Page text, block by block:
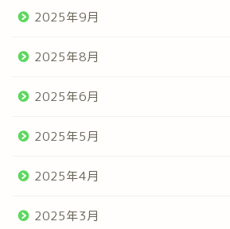
2025年9月
2025年8月
2025年6月
2025年5月
2025年4月
2025年3月